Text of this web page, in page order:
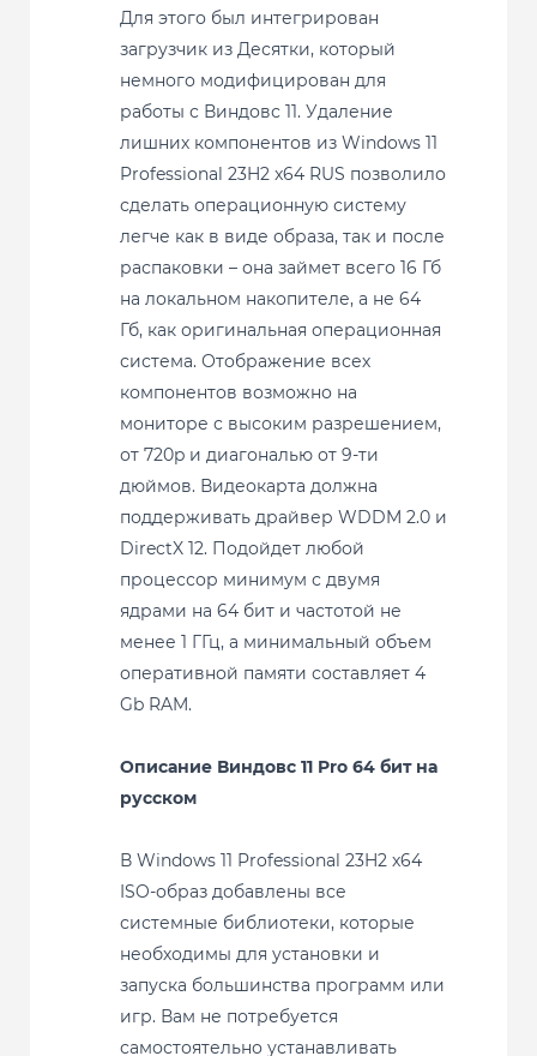
Для этого был интегрирован
загрузчик из Десятки, который
немного модифицирован для
работы с Виндовс 11. Удаление
лишних компонентов из Windows 11
Professional 23H2 x64 RUS позволило
сделать операционную систему
легче как в виде образа, так и после
распаковки – она займет всего 16 Гб
на локальном накопителе, а не 64
Гб, как оригинальная операционная
система. Отображение всех
компонентов возможно на
мониторе с высоким разрешением,
от 720p и диагональю от 9-ти
дюймов. Видеокарта должна
поддерживать драйвер WDDM 2.0 и
DirectX 12. Подойдет любой
процессор минимум с двумя
ядрами на 64 бит и частотой не
менее 1 ГГц, а минимальный объем
оперативной памяти составляет 4
Gb RAM.
Описание Виндовс 11 Pro 64 бит на
русском
В Windows 11 Professional 23H2 x64
ISO-образ добавлены все
системные библиотеки, которые
необходимы для установки и
запуска большинства программ или
игр. Вам не потребуется
самостоятельно устанавливать